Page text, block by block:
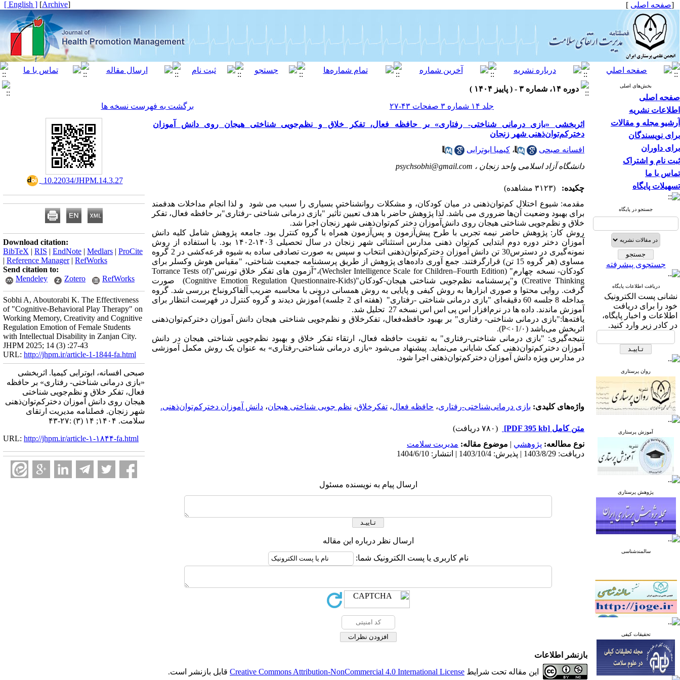
[صفحه اصلی ]
[
Archive
]
[ English ]
بخش‌های اصلی
صفحه اصلی
اطلاعات نشریه
آرشیو مجله و مقالات
برای نویسندگان
برای داوران
ثبت نام و اشتراک
تماس با ما
تسهیلات پایگاه
جستجو در پایگاه
جستجوی پیشرفته
دریافت اطلاعات پایگاه
نشانی پست الکترونیک
خود را برای دریافت
اطلاعات و اخبار پایگاه،
در کادر زیر وارد کنید.
روان پرستاری
آموزش پرستاری
پژوهش پرستاری
سالمندشناسی
تحقیقات کیفی
دوره ۱۴، شماره ۳ - ( پاییز ۱۴۰۴ )
جلد ۱۴ شماره ۳ صفحات ۴۳-۲۷
برگشت به فهرست نسخه ها
اثربخشی «بازی درمانی شناختی- رفتاری» بر حافظه فعال، تفکر خلاق و نظم‌جویی شناختی هیجان روی دانش آموزان
دخترکم‌توان‌ذهنی شهر زنجان
افسانه صبحی
، کیمیا ابوترابی
دانشگاه آزاد اسلامی واحد زنجان ، psychsobhi@gmail.com
چکیده:
(۳۱۲۳ مشاهده)
مقدمه: شیوع اختلال کم‌توان‌ذهنی در میان کودکان، و مشکلات روانشناختی بسیاری را سبب می شود و لذا انجام مداخلات هدفمند
برای بهبود وضعیت آن‌ها ضروری می باشد. لذا پژوهش حاضر با هدف تعیین تأثیر "بازی درمانی شناختی -رفتاری"بر حافظه فعال، تفکر
خلاق و نظم‌جویی شناختی هیجان روی دانش‌آموزان دختر کم‌توان‌ذهنی شهر زنجان اجرا شد.
روش کار: پژوهش حاضر نیمه تجربی با طرح پیش‌آزمون و پس‌آزمون همراه با گروه کنترل بود. جامعه پژوهش شامل کلیه دانش
آموزان دختر دوره دوم ابتدایی کم‌توان ذهنی مدارس استثنائی شهر زنجان در سال تحصیلی ۱۴۰3-۱۴۰2 بود. با استفاده از روش
نمونه‌گیری در دسترس30 تن دانش آموزان دخترکم‌توان‌ذهنی انتخاب و سپس به‌ صورت تصادفی ساده به شیوه قرعه‌کشی در 2 گروه
مساوی (هر گروه 15 تن) قرارگرفتند. جمع آوری داده‌های پژوهش از طریق پرسشنامه جمعیت شناختی، "مقیاس هوش وکسلر برای
کودکان- نسخه چهارم" (Wechsler Intelligence Scale for Children–Fourth Edition)،"آزمون های تفکر خلاق تورنس"(Torrance Tests of
Creative Thinking) و"پرسشنامه نظم‌جویی شناختی هیجان-کودکان"(Cognitive Emotion Regulation Questionnaire-Kids) صورت
گرفت. روایی محتوا و صوری ابزارها به روش کیفی و پایایی به روش همسانی درونی با محاسبه ضریب آلفاکرونباخ بررسی شد. گروه
مداخله 8 جلسه 60 دقیقه‌ای "بازی درمانی شناختی -رفتاری" (هفته ای 2 جلسه) آموزش دیدند و گروه کنترل در فهرست انتظار برای
آموزش ماندند. داده‌ ها در نرم‌افزار اس پی اس اس نسخه 27 تحلیل شد.
یافته‌ها:"بازی درمانی شناختی- رفتاری" بر بهبود حافظه‌فعال، تفکرخلاق و نظم‌جویی شناختی هیجان دانش آموزان دخترکم‌توان‌ذهنی
اثربخش می‌باشد (۰1/۰>P).
نتیجه‌گیری: "بازی درمانی شناختی-رفتاری" به تقویت حافظه فعال، ارتقاء تفکر خلاق و بهبود نظم‌جویی شناختی هیجان در دانش
آموزان دخترکم‌توان‌ذهنی کمک شایانی می‌نماید. پیشنهاد می‌شود «بازی درمانی شناختی-رفتاری» به عنوان یک روش مکمل آموزشی
در مدارس ویژه دانش آموزان دخترکم‌توان‌ذهنی اجرا شود.
واژه‌های کلیدی: بازی درمانی‌شناختی-رفتاری، حافظه فعال، تفکرخلاق، نظم جویی شناختی هیجان، دانش آموزان دخترکم‌توان‌ذهنی.
متن کامل [PDF 395 kb]
(۷۸۰ دریافت)
نوع مطالعه: پژوهشي | موضوع مقاله: مدیریت سلامت
دریافت: 1403/8/29 | پذیرش: 1403/10/4 | انتشار: 1404/6/10
ارسال پیام به نویسنده مسئول
ارسال نظر درباره این مقاله
نام کاربری یا پست الکترونیک شما:
‎ 10.22034/JHPM.14.3.27
Download citation:
BibTeX | RIS | EndNote | Medlars | ProCite
| Reference Manager| RefWorks
Send citation to:
Mendeley
Zotero RefWorks
Sobhi A, Aboutorabi K. The Effectiveness
of "Cognitive-Behavioral Play Therapy" on
Working Memory, Creativity and Cognitive
Regulation Emotion of Female Students
with Intellectual Disability in Zanjan City.
JHPM 2025; 14 (3) :27-43
URL: http://jhpm.ir/article-1-1844-fa.html
صبحی افسانه، ابوترابی کیمیا. اثربخشی
«بازی درمانی شناختی- رفتاری» بر حافظه
فعال، تفکر خلاق و نظم‌جویی شناختی
هیجان روی دانش آموزان دخترکم‌توان‌ذهنی
شهر زنجان. فصلنامه مدیریت ارتقای
سلامت. ۱۴۰۴; ۱۴ (۳) :۲۷-۴۳
URL: http://jhpm.ir/article-۱-۱۸۴۴-fa.html
بازنشر اطلاعات
این مقاله تحت شرایط Creative Commons Attribution-NonCommercial 4.0 International License قابل بازنشر است.